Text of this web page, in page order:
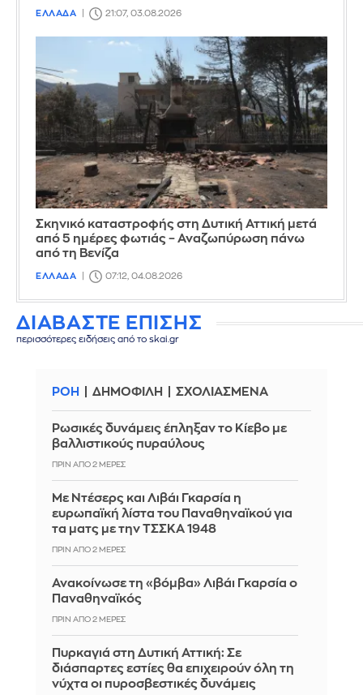
ΕΛΛΑΔΑ 21:07, 03.08.2026
Σκηνικό καταστροφής στη Δυτική Αττική μετά
από 5 ημέρες φωτιάς – Αναζωπύρωση πάνω
από τη Βενίζα
ΕΛΛΑΔΑ 07:12, 04.08.2026
ΔΙΑΒΑΣΤΕ ΕΠΙΣΗΣ
περισσότερες ειδήσεις από το skai.gr
ΡΟΗ ΔΗΜΟΦΙΛΗ ΣΧΟΛΙΑΣΜΕΝΑ
Ρωσικές δυνάμεις έπληξαν το Κίεβο με
βαλλιστικούς πυραύλους
ΠΡΙΝ ΑΠΌ 2 ΜΈΡΕΣ
Με Ντέσερς και Λιβάι Γκαρσία η
ευρωπαϊκή λίστα του Παναθηναϊκού για
τα ματς με την ΤΣΣΚΑ 1948
ΠΡΙΝ ΑΠΌ 2 ΜΈΡΕΣ
Ανακοίνωσε τη «βόμβα» Λιβάι Γκαρσία ο
Παναθηναϊκός
ΠΡΙΝ ΑΠΌ 2 ΜΈΡΕΣ
Πυρκαγιά στη Δυτική Αττική: Σε
διάσπαρτες εστίες θα επιχειρούν όλη τη
νύχτα οι πυροσβεστικές δυνάμεις